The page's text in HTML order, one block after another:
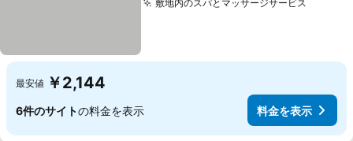
敷地内のスパとマッサージサービス
最安値 ￥2,144
6件のサイトの料金を表示 料金を表示